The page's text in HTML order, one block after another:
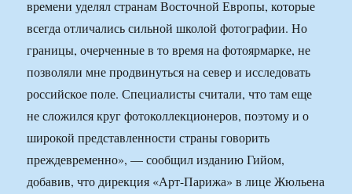
времени уделял странам Восточной Европы, которые
всегда отличались сильной школой фотографии. Но
границы, очерченные в то время на фотоярмарке, не
позволяли мне продвинуться на север и исследовать
российское поле. Специалисты считали, что там еще
не сложился круг фотоколлекционеров, поэтому и о
широкой представленности страны говорить
преждевременно», — сообщил изданию Гийом,
добавив, что дирекция «Арт-Парижа» в лице Жюльена